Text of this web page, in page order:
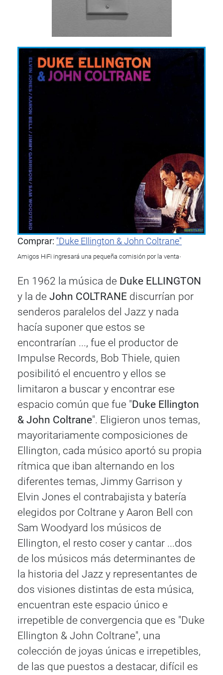
Comprar: ''Duke Ellington & John Coltrane''
Amigos HiFi ingresará una pequeña comisión por la venta.
En 1962 la música de Duke ELLINGTON
y la deJohn COLTRANE discurrían por
senderos paralelos del Jazz y nada
hacía suponer que estos se
encontrarían ..., fue el productor de
Impulse Records, Bob Thiele, quien
posibilitó el encuentro y ellos se
limitaron a buscar y encontrar ese
espacio común que fue "Duke Ellington
& John Coltrane". Eligieron unos temas,
mayoritariamente composiciones de
Ellington, cada músico aportó su propia
rítmica que iban alternando en los
diferentes temas, Jimmy Garrison y
Elvin Jones el contrabajista y batería
elegidos por Coltrane y Aaron Bell con
Sam Woodyard los músicos de
Ellington, el resto coser y cantar ...dos
de los músicos más determinantes de
la historia del Jazz y representantes de
dos visiones distintas de esta música,
encuentran este espacio único e
irrepetible de convergencia que es "Duke
Ellington & John Coltrane", una
colección de joyas únicas e irrepetibles,
de las que puestos a destacar, difícil es